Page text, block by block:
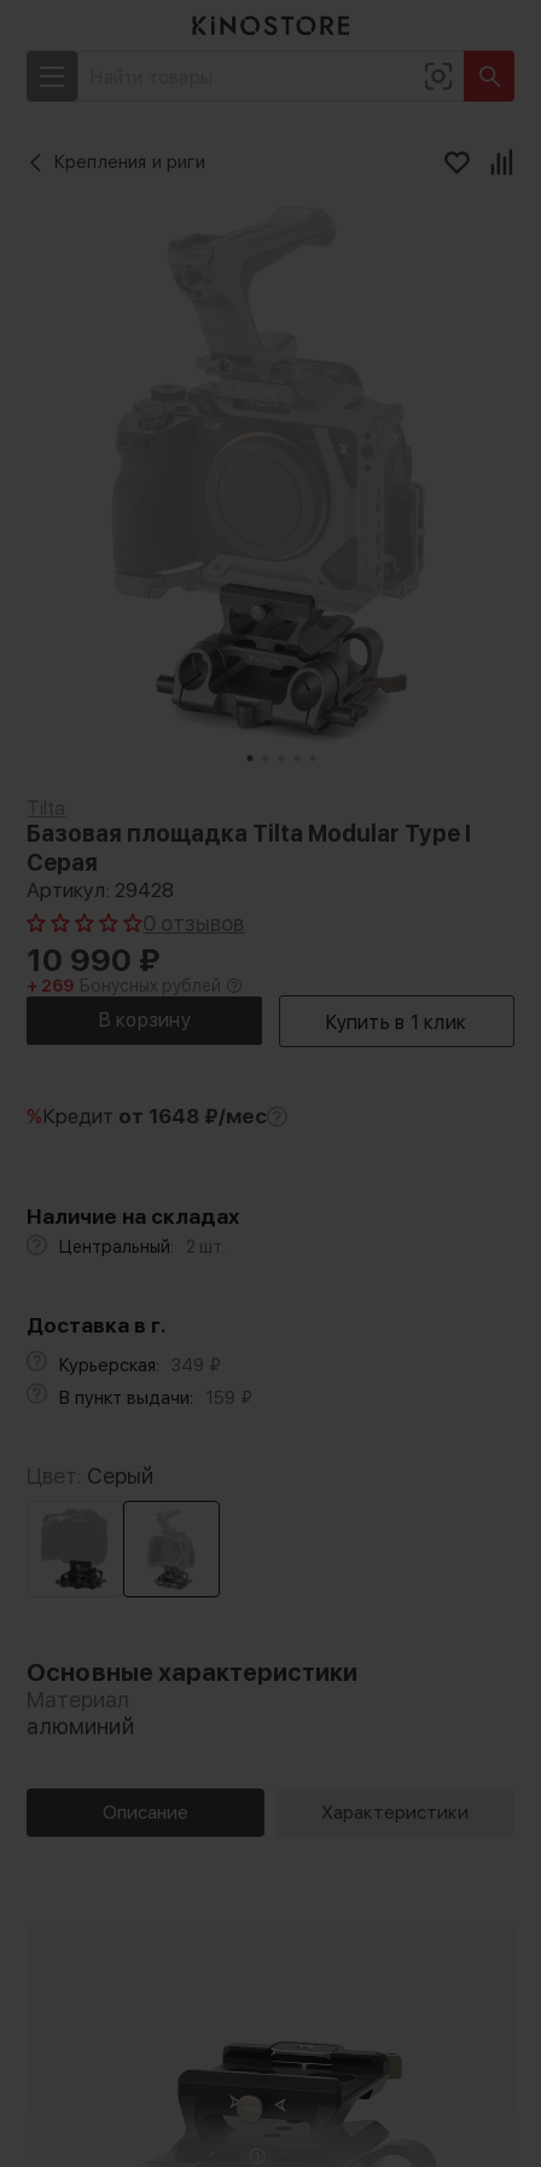
Крепления и риги
Базовая площадка Tilta Modular Type I
Серая
Артикул: 29428
0 отзывов
10 990 ₽
+ 269 Бонусных рублей
%Кредит от 1648 ₽/мес
Наличие на складах
Центральный: 2 шт.
Доставка в г.
Курьерская: 349 ₽
В пункт выдачи:
159 ₽
Цвет: Серый
Основные характеристики
Материал
алюминий
Описание Характеристики